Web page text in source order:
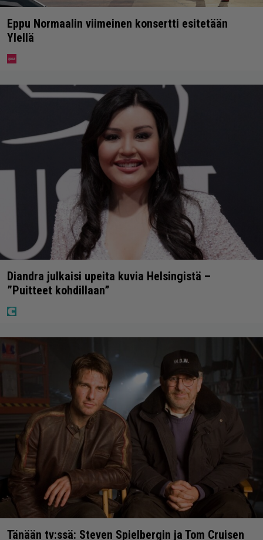
Eppu Normaalin viimeinen konsertti esitetään
Ylellä
Diandra julkaisi upeita kuvia Helsingistä –
”Puitteet kohdillaan”
Tänään tv:ssä: Steven Spielbergin ja Tom Cruisen